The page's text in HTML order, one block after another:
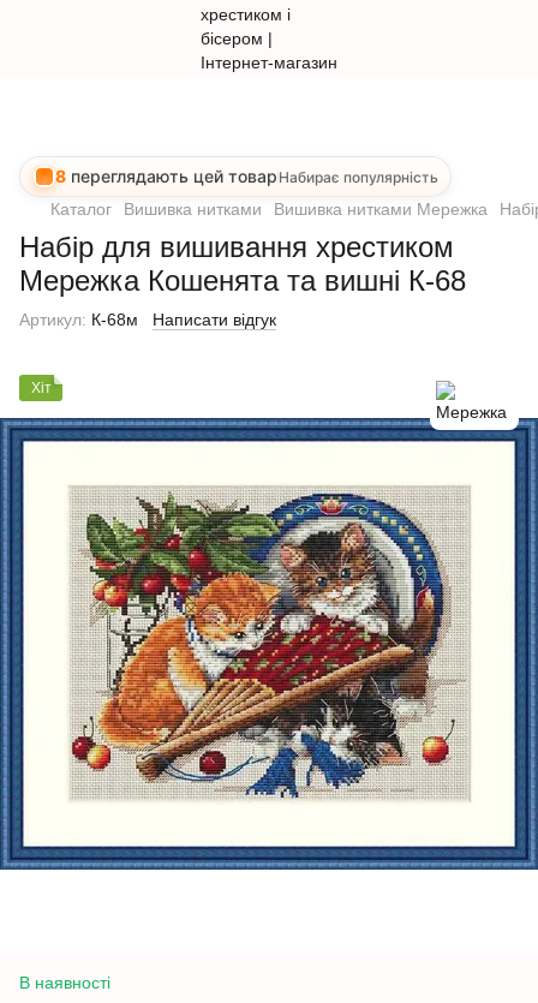
8 переглядають цей товар Набирає популярність
Каталог Вишивка нитками Вишивка нитками Мережка
Набір для вишивання хрестиком
Мережка Кошенята та вишні К-68
Артикул: К-68м Написати відгук
Хіт
В наявності